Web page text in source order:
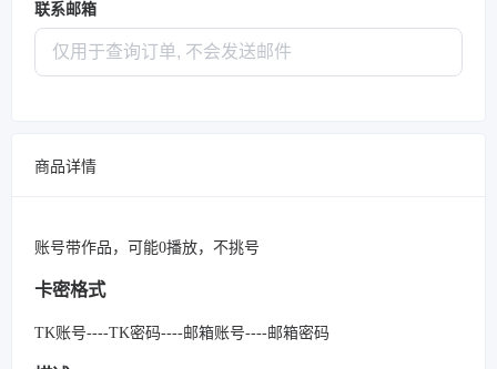
联系邮箱
商品详情
账号带作品，可能0播放，不挑号
卡密格式
TK账号----TK密码----邮箱账号----邮箱密码